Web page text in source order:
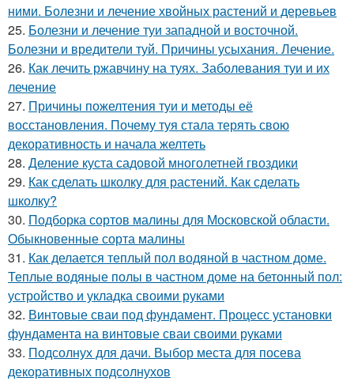
ними. Болезни и лечение хвойных растений и деревьев
25. Болезни и лечение туи западной и восточной.
Болезни и вредители туй. Причины усыхания. Лечение.
26. Как лечить ржавчину на туях. Заболевания туи и их
лечение
27. Причины пожелтения туи и методы её
восстановления. Почему туя стала терять свою
декоративность и начала желтеть
28. Деление куста садовой многолетней гвоздики
29. Как сделать школку для растений. Как сделать
школку?
30. Подборка сортов малины для Московской области.
Обыкновенные сорта малины
31. Как делается теплый пол водяной в частном доме.
Теплые водяные полы в частном доме на бетонный пол:
устройство и укладка своими руками
32. Винтовые сваи под фундамент. Процесс установки
фундамента на винтовые сваи своими руками
33. Подсолнух для дачи. Выбор места для посева
декоративных подсолнухов